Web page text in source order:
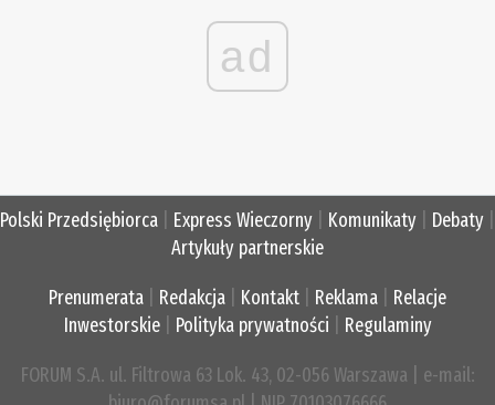
ad
Polski Przedsiębiorca Express Wieczorny Komunikaty Debaty
Artykuły partnerskie
Prenumerata Redakcja Kontakt Reklama
Relacje
Inwestorskie| Polityka prywatności Regulaminy
FORUM S.A. ul. Filtrowa 63 Lok. 43, 02-056 Warszawa | e-mail: